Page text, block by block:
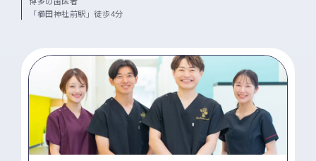
「櫛田神社前駅」徒歩4分